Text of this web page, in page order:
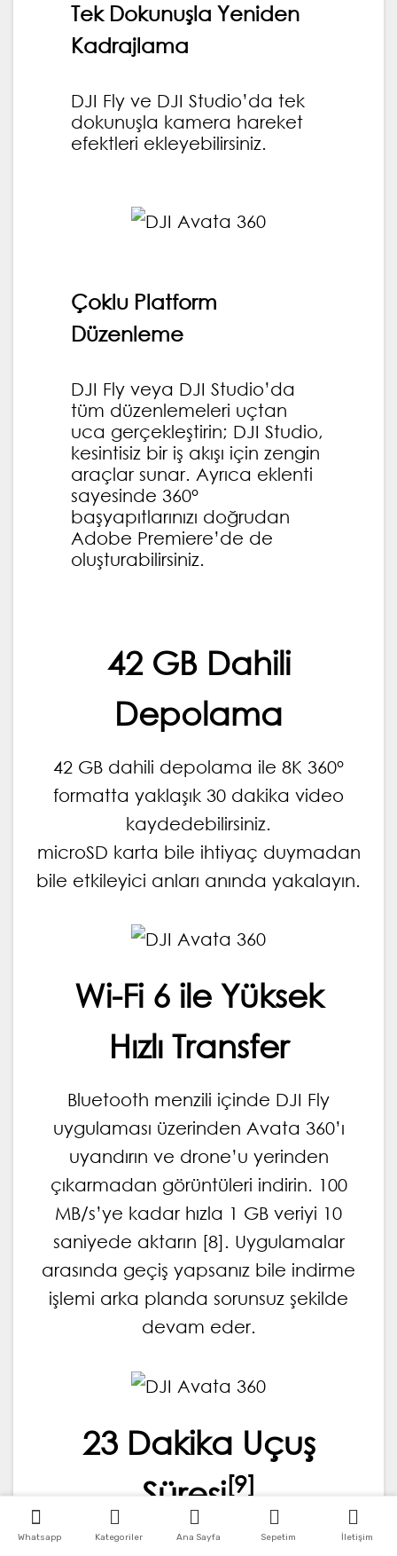
Tek Dokunuşla Yeniden
Kadrajlama
DJI Fly ve DJI Studio’da tek
dokunuşla kamera hareket
efektleri ekleyebilirsiniz.
Çoklu Platform
Düzenleme
DJI Fly veya DJI Studio’da
tüm düzenlemeleri uçtan
uca gerçekleştirin; DJI Studio,
kesintisiz bir iş akışı için zengin
araçlar sunar. Ayrıca eklenti
sayesinde 360°
başyapıtlarınızı doğrudan
Adobe Premiere’de de
oluşturabilirsiniz.
42 GB Dahili
Depolama
42 GB dahili depolama ile 8K 360°
formatta yaklaşık 30 dakika video
kaydedebilirsiniz.
microSD karta bile ihtiyaç duymadan
bile etkileyici anları anında yakalayın.
Wi-Fi 6 ile Yüksek
Hızlı Transfer
Bluetooth menzili içinde DJI Fly
uygulaması üzerinden Avata 360’ı
uyandırın ve drone’u yerinden
çıkarmadan görüntüleri indirin. 100
MB/s’ye kadar hızla 1 GB veriyi 10
saniyede aktarın [8]. Uygulamalar
arasında geçiş yapsanız bile indirme
işlemi arka planda sorunsuz şekilde
devam eder.
23 Dakika Uçuş
Süresi[9]
Avata 360, 23 dakikaya kadar uçuş
Whatsapp Kategoriler Ana Sayfa Sepetim İletişim